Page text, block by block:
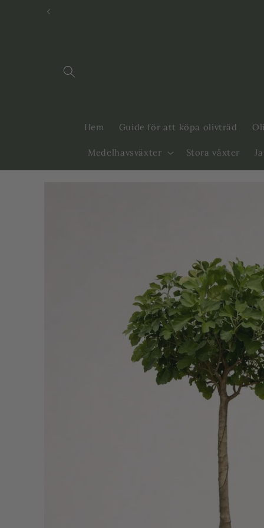
Svenska
Hem Guide för att köpa olivträd
Medelhavsväxter Stora växter